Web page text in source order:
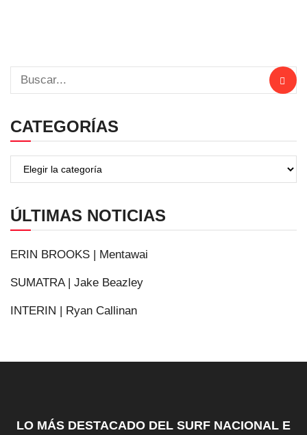
CATEGORÍAS
ÚLTIMAS NOTICIAS
ERIN BROOKS | Mentawai
SUMATRA | Jake Beazley
INTERIN | Ryan Callinan
LO MÁS DESTACADO DEL SURF NACIONAL E